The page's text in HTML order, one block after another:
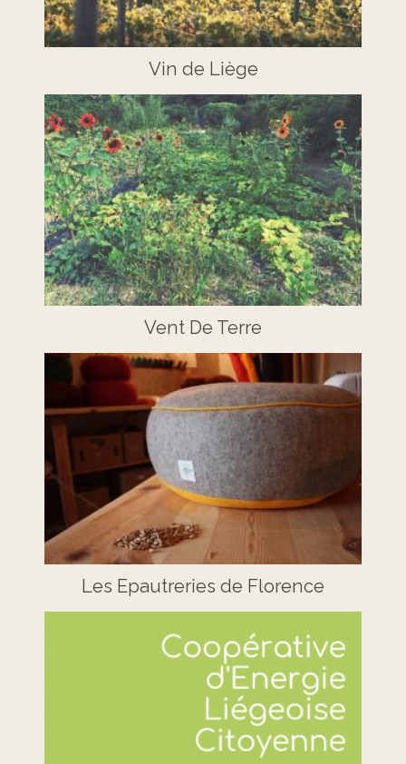
Vin de Liège
Vent De Terre
Les Epautreries de Florence